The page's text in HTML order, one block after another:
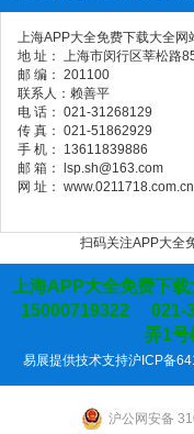
上海APP大全免费下载大全网
地 址： 上海市闵行区莘松
邮 编： 201100
联系人：赖善平
电 话： 021-31268129
传 真： 021-51862929
手 机： 13611839886
邮 箱： lsp.sh@163.com
网 址： www.0211718.com.cn
扫码关注APP大全免费
上海APP大全免费下
15000719322 021-
弄1号
易展提供技术支持沪ICP备
沪公网安备